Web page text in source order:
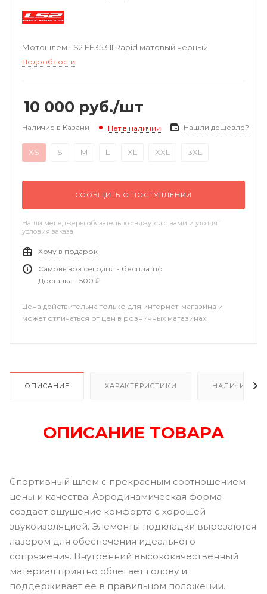
Мотошлем LS2 FF353 II Rapid матовый черный
Подробности
10 000 руб./шт
Наличие в Казани Нет в наличии Нашли дешевле?
XS S M L XL XXL 3XL
СООБЩИТЬ О ПОСТУПЛЕНИИ
Наши менеджеры обязательно свяжутся с вами и уточнят
условия заказа
Хочу в подарок
Самовывоз сегодня - бесплатно
Доставка - 500 ₽
Цена действительна только для интернет-магазина и
может отличаться от цен в розничных магазинах
ОПИСАНИЕ ХАРАКТЕРИСТИКИ НАЛИЧИЕ В
ОПИСАНИЕ ТОВАРА
Спортивный шлем с прекрасным соотношением
цены и качества. Аэродинамическая форма
создает ощущение комфорта с хорошей
звукоизоляцией. Элементы подкладки вырезаются
лазером для обеспечения идеального
сопряжения. Внутренний высококачественный
материал приятно облегает голову и
поддерживает её в правильном положении.